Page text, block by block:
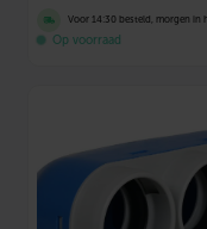
Voor 14:30 besteld, morgen in
Op voorraad